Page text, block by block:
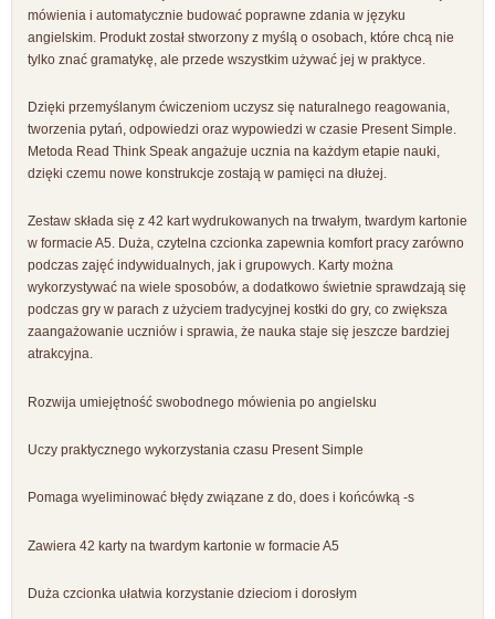
mówienia i automatycznie budować poprawne zdania w języku
angielskim. Produkt został stworzony z myślą o osobach, które chcą nie
tylko znać gramatykę, ale przede wszystkim używać jej w praktyce.
Dzięki przemyślanym ćwiczeniom uczysz się naturalnego reagowania,
tworzenia pytań, odpowiedzi oraz wypowiedzi w czasie Present Simple.
Metoda Read Think Speak angażuje ucznia na każdym etapie nauki,
dzięki czemu nowe konstrukcje zostają w pamięci na dłużej.
Zestaw składa się z 42 kart wydrukowanych na trwałym, twardym kartonie
w formacie A5. Duża, czytelna czcionka zapewnia komfort pracy zarówno
podczas zajęć indywidualnych, jak i grupowych. Karty można
wykorzystywać na wiele sposobów, a dodatkowo świetnie sprawdzają się
podczas gry w parach z użyciem tradycyjnej kostki do gry, co zwiększa
zaangażowanie uczniów i sprawia, że nauka staje się jeszcze bardziej
atrakcyjna.
Rozwija umiejętność swobodnego mówienia po angielsku
Uczy praktycznego wykorzystania czasu Present Simple
Pomaga wyeliminować błędy związane z do, does i końcówką -s
Zawiera 42 karty na twardym kartonie w formacie A5
Duża czcionka ułatwia korzystanie dzieciom i dorosłym